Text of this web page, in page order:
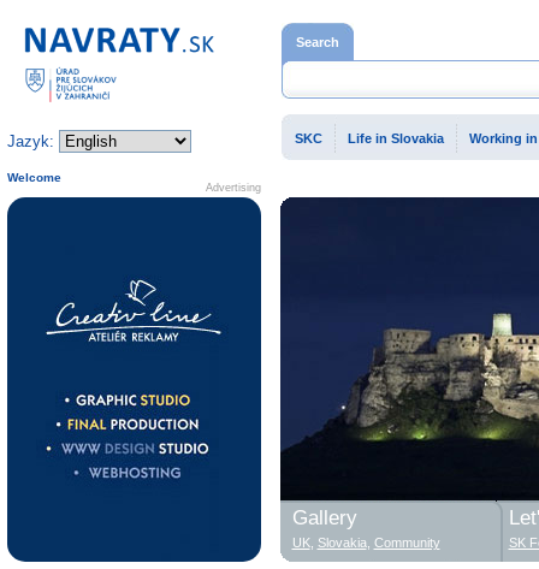
Home page
Jazyk:
Search
SKC Life in Slovakia Working in
Advertising
Welcome
Gallery
UK, Slovakia Community SK